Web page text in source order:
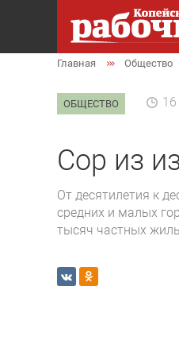
Главная Общество
ОБЩЕСТВО
Сор из
От десятилетия к
средних и малых
тысяч частных